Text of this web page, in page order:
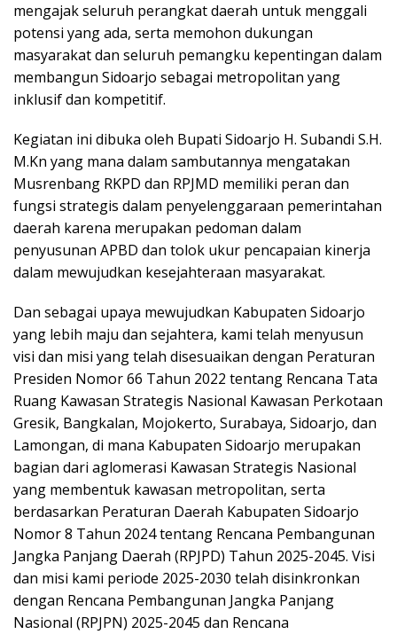
mengajak seluruh perangkat daerah untuk menggali
potensi yang ada, serta memohon dukungan
masyarakat dan seluruh pemangku kepentingan dalam
membangun Sidoarjo sebagai metropolitan yang
inklusif dan kompetitif.
Kegiatan ini dibuka oleh Bupati Sidoarjo H. Subandi S.H.
M.Kn yang mana dalam sambutannya mengatakan
Musrenbang RKPD dan RPJMD memiliki peran dan
fungsi strategis dalam penyelenggaraan pemerintahan
daerah karena merupakan pedoman dalam
penyusunan APBD dan tolok ukur pencapaian kinerja
dalam mewujudkan kesejahteraan masyarakat.
Dan sebagai upaya mewujudkan Kabupaten Sidoarjo
yang lebih maju dan sejahtera, kami telah menyusun
visi dan misi yang telah disesuaikan dengan Peraturan
Presiden Nomor 66 Tahun 2022 tentang Rencana Tata
Ruang Kawasan Strategis Nasional Kawasan Perkotaan
Gresik, Bangkalan, Mojokerto, Surabaya, Sidoarjo, dan
Lamongan, di mana Kabupaten Sidoarjo merupakan
bagian dari aglomerasi Kawasan Strategis Nasional
yang membentuk kawasan metropolitan, serta
berdasarkan Peraturan Daerah Kabupaten Sidoarjo
Nomor 8 Tahun 2024 tentang Rencana Pembangunan
Jangka Panjang Daerah (RPJPD) Tahun 2025-2045. Visi
dan misi kami periode 2025-2030 telah disinkronkan
dengan Rencana Pembangunan Jangka Panjang
Nasional (RPJPN) 2025-2045 dan Rencana